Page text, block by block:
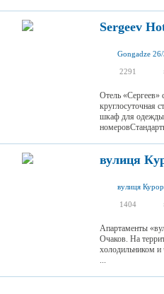
Sergeev
Gongadze
2291
Отель «Сергеев»
круглосуточная
шкаф для одежды,
вулиця
1404
Апартаменты
Очаков. На
холодильником и
...